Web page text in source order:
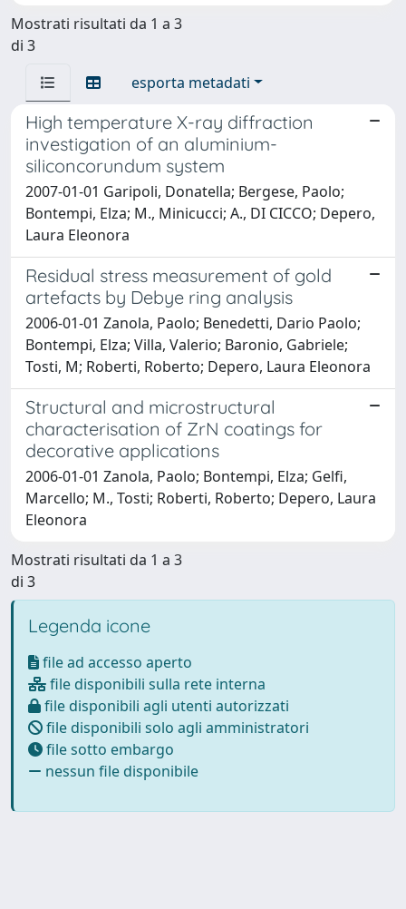
Mostrati risultati da 1 a 3
di 3
esporta metadati
High temperature X-ray diffraction
investigation of an aluminium-
siliconcorundum system
2007-01-01 Garipoli, Donatella; Bergese, Paolo;
Bontempi, Elza; M., Minicucci; A., DI CICCO; Depero,
Laura Eleonora
Residual stress measurement of gold
artefacts by Debye ring analysis
2006-01-01 Zanola, Paolo; Benedetti, Dario Paolo;
Bontempi, Elza; Villa, Valerio; Baronio, Gabriele;
Tosti, M; Roberti, Roberto; Depero, Laura Eleonora
Structural and microstructural
characterisation of ZrN coatings for
decorative applications
2006-01-01 Zanola, Paolo; Bontempi, Elza; Gelfi,
Marcello; M., Tosti; Roberti, Roberto; Depero, Laura
Eleonora
Mostrati risultati da 1 a 3
di 3
Legenda icone
file ad accesso aperto
file disponibili sulla rete interna
file disponibili agli utenti autorizzati
file disponibili solo agli amministratori
file sotto embargo
nessun file disponibile